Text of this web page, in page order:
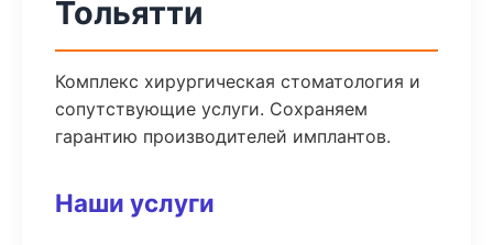
Тольятти
Комплекс хирургическая стоматология и
сопутствующие услуги. Сохраняем
гарантию производителей имплантов.
Наши услуги